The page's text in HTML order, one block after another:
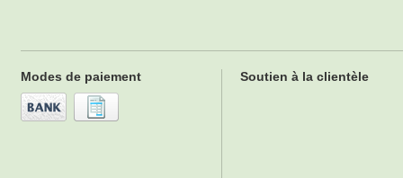
Modes de paiement Soutien à la clientèle